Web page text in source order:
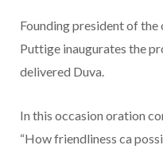
Founding president of
Puttige inaugurates the
delivered Duva.
In this occasion oration
“How friendliness ca